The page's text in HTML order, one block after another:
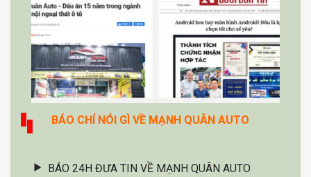
BÁO CHÍ NÓI GÌ VỀ MẠNH QUÂN AUTO
BÁO 24H ĐƯA TIN VỀ MẠNH QUÂN AUTO